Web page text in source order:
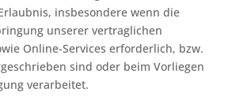
insbesondere wenn die
unserer vertraglichen
Online-Services erforderlich, bzw.
sind oder beim Vorliegen
verarbeitet.